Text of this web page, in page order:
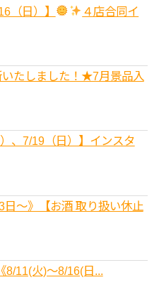
（日）】
４店合同イ
たしました！★7月景品入
7/19（日）】インスタ
日～》【お酒 取り扱い休止
11(火)～8/16(日...